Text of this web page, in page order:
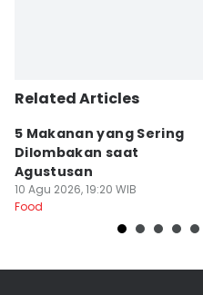
Related Articles
5 Makanan yang Sering
Dilombakan saat
Agustusan
10 Agu 2026, 19:20 WIB
Food